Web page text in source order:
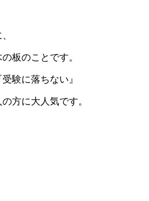
板のことです。
験に落ちない』
方に大人気です。